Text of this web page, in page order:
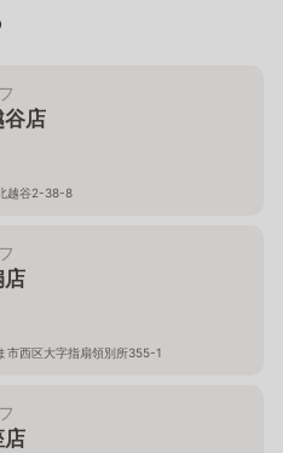
谷店
越谷2-38-8
店
市西区大字指扇領別所355-1
店